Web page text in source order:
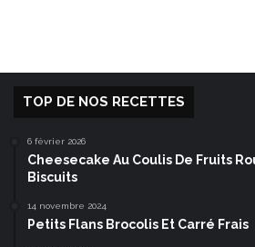
TOP DE NOS RECETTES
6 février 2026
Cheesecake Au Coulis De Fruits
Biscuits
14 novembre 2024
Petits Flans Brocolis Et Carré Frais